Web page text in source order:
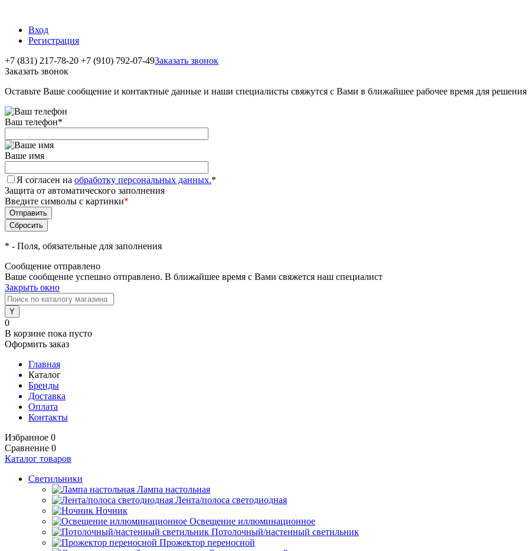
Вход
Регистрация
+7 (831) 217-78-20 +7 (910) 792-07-49Заказать звонок
Заказать звонок
Оставьте Ваше сообщение и контактные данные и наши специалисты свяжутся с Вами в ближайшее рабочее время для
Ваш телефон*
Ваше имя
Я согласен на обработку персональных данных.*
Защита от автоматического заполнения
Введите символы с картинки*
* - Поля, обязательные для заполнения
Сообщение отправлено
Ваше сообщение успешно отправлено. В ближайшее время с Вами свяжется наш специалист
Закрыть окно
0
В корзине пока пусто
Оформить заказ
Главная
Каталог
Бренды
Доставка
Оплата
Контакты
Избранное 0
Сравнение 0
Каталог товаров
Светильники
Лампа настольная
Лента/полоса светодиодная
Ночник
Освещение иллюминационное
Потолочный/настенный светильник
Прожектор переносной